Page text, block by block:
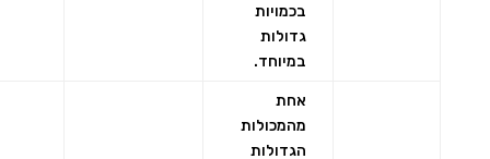
בכמויות
גדולות
במיוחד.
אחת
מהמכולות
הגדולות